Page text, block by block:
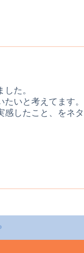
た。
いと考えてます。
したこと、をネ